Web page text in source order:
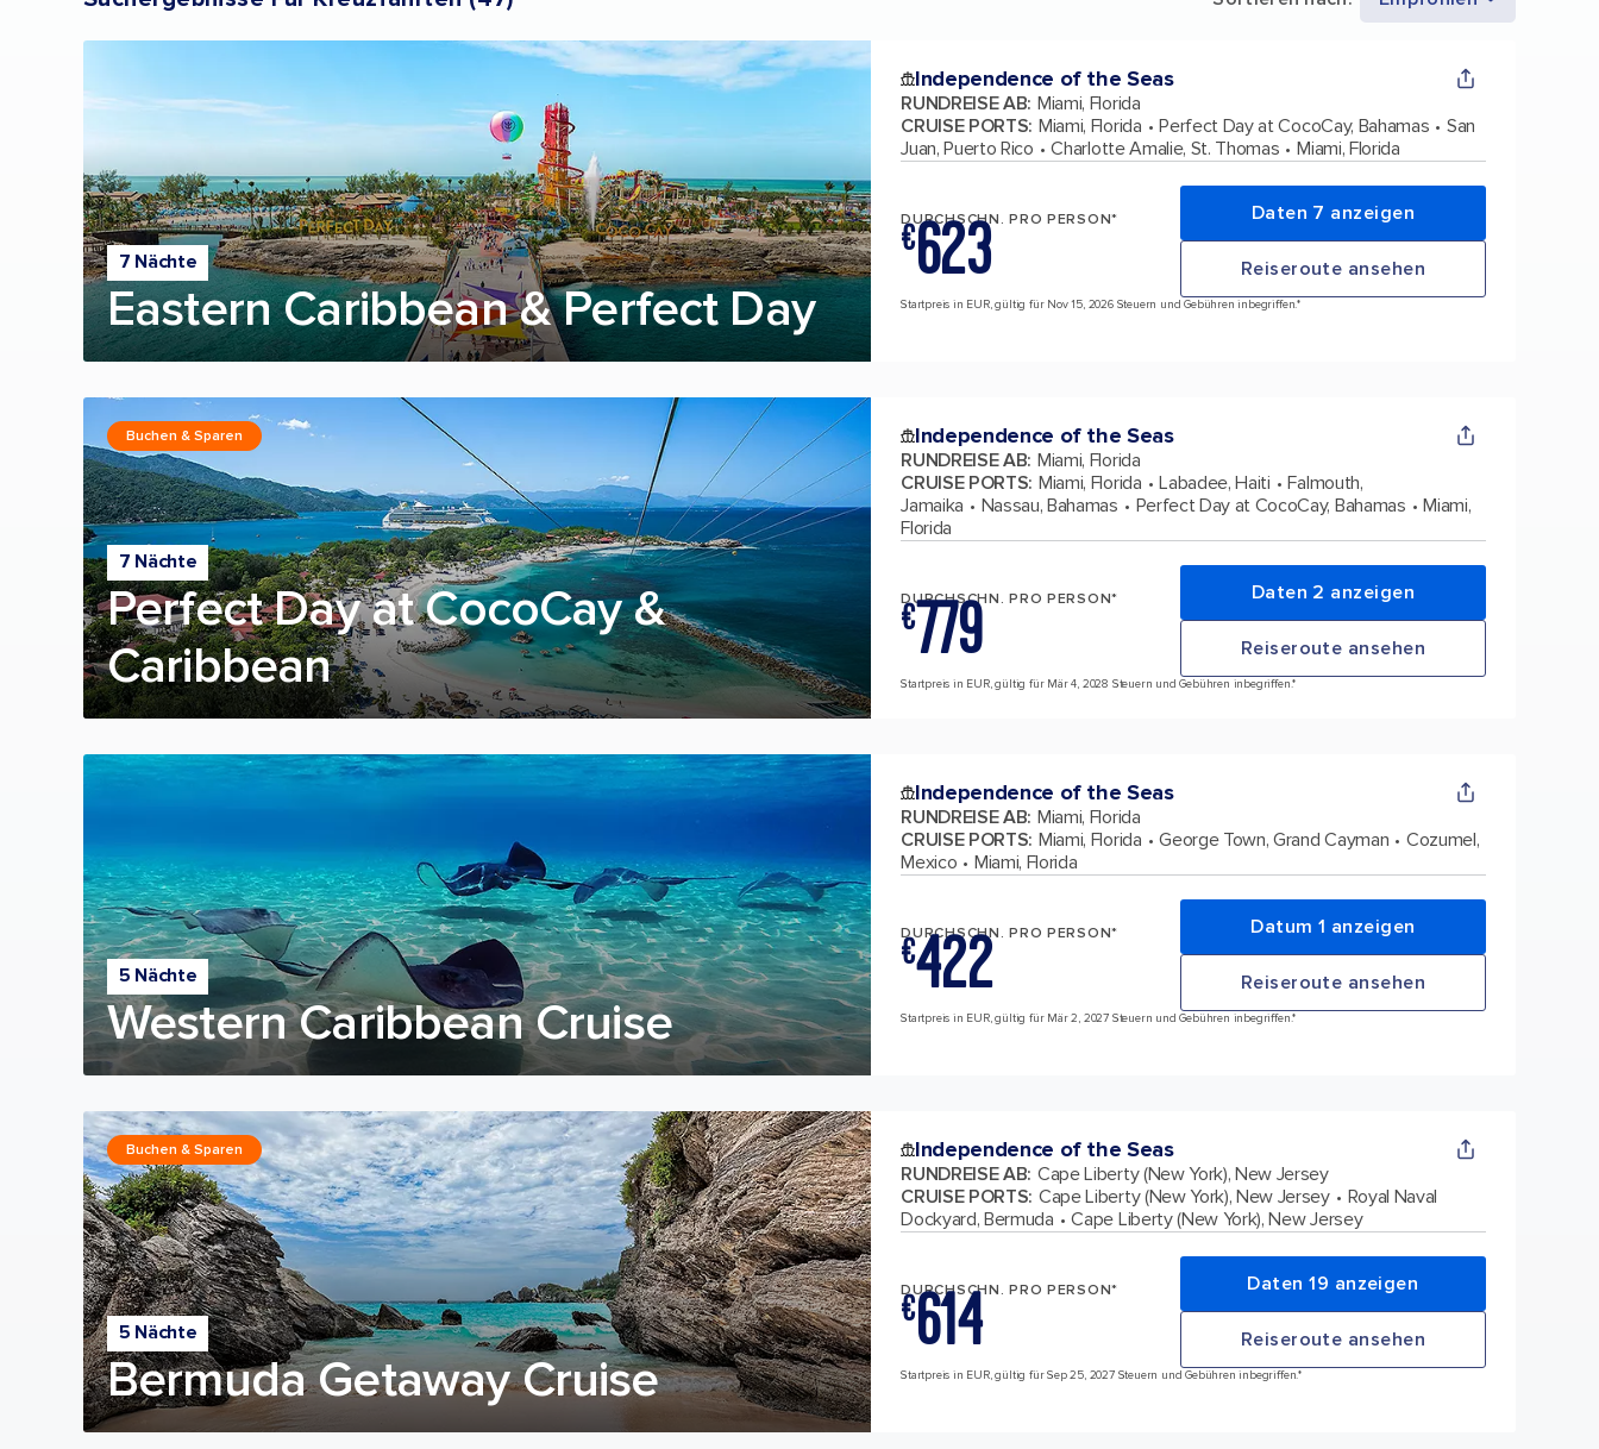
7 Nächte
Eastern Caribbean & Perfect Day
Independence of the Seas
RUNDREISE AB: Miami, Florida
CRUISE PORTS: Miami, Florida Perfect Day at CocoCay, Bahamas
San
Juan, Puerto Rico
Charlotte Amalie, St. Thomas Miami, Florida
DURCHSCHN. PRO PERSON*
€623 Daten 7 anzeigen
Reiseroute ansehen
Startpreis in EUR, gültig für Nov 15, 2026 Steuern und Gebühren inbegriffen.*
7 Nächte
Perfect Day at CocoCay &
Caribbean
Buchen & Sparen Independence of the Seas
RUNDREISE AB: Miami, Florida
CRUISE PORTS: Miami, Florida Labadee, Haiti
Falmouth,
Jamaika
Nassau, Bahamas Perfect Day at CocoCay, Bahamas
Miami,
Florida
DURCHSCHN. PRO PERSON*
€779 Daten 2 anzeigen
Reiseroute ansehen
Startpreis in EUR, gültig für Mär 4, 2028 Steuern und Gebühren inbegriffen.*
5 Nächte
Western Caribbean Cruise
Independence of the Seas
RUNDREISE AB: Miami, Florida
CRUISE PORTS: Miami, Florida George Town, Grand Cayman
Cozumel,
Mexico
Miami, Florida
DURCHSCHN. PRO PERSON*
€422 Datum 1 anzeigen
Reiseroute ansehen
Startpreis in EUR, gültig für Mär 2, 2027 Steuern und Gebühren inbegriffen.*
5 Nächte
Bermuda Getaway Cruise
Buchen & Sparen Independence of the Seas
RUNDREISE AB: Cape Liberty (New York), New Jersey
CRUISE PORTS: Cape Liberty (New York), New Jersey
Royal Naval
Dockyard, Bermuda
Cape Liberty (New York), New Jersey
DURCHSCHN. PRO PERSON*
€614 Daten 19 anzeigen
Reiseroute ansehen
Startpreis in EUR, gültig für Sep 25, 2027 Steuern und Gebühren inbegriffen.*